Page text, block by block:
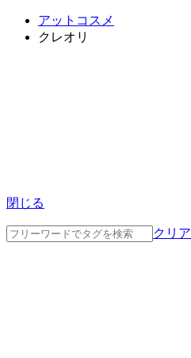
アットコスメ
クレオリ
閉じる
クリア